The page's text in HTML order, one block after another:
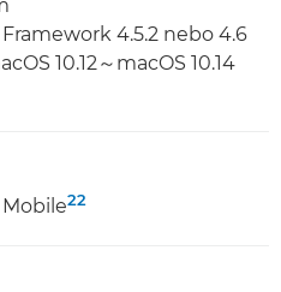
4.5.2 nebo 4.6
10.12～macOS 10.14
22